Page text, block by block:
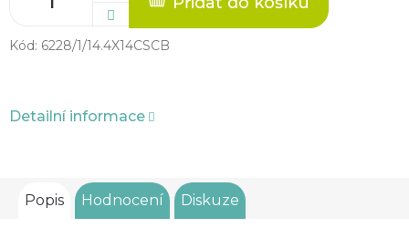
Kód: 6228/1/14.4X14CSCB
Detailní informace
Popis Hodnocení Diskuze